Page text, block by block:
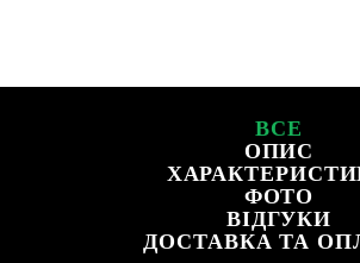
ВСЕ
ОПИС
ФОТО
ВІДГУКИ
ДОСТАВКА ТА